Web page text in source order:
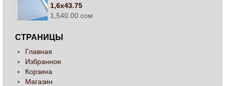
1,6х43.75
1,540.00 сом
СТРАНИЦЫ
Главная
Избранное
Корзина
Магазин